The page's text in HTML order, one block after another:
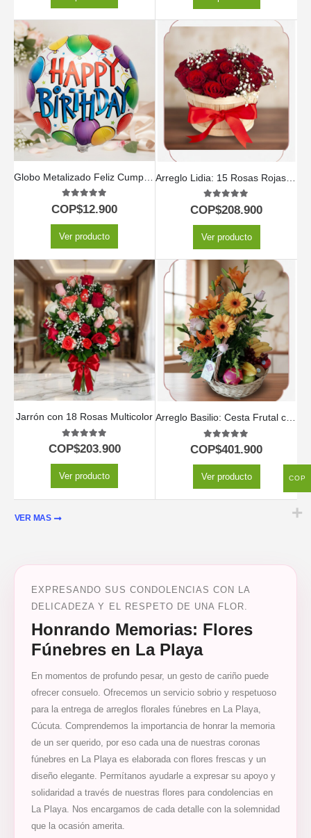
5.00out of 5
COP$12.900
Ver producto
5.00out of 5
COP$208.900
Ver producto
Jarrón con 18 Rosas Multicolor
5.00out of 5
COP$203.900
Ver producto
Arreglo Basilio: Cesta Frutal con Delicadas Rosas y Lirios 🌿
5.00out of 5
COP$401.900
Ver producto
VER MAS
EXPRESANDO SUS CONDOLENCIAS CON LA
DELICADEZA Y EL RESPETO DE UNA FLOR.
Honrando Memorias: Flores
Fúnebres en La Playa
En momentos de profundo pesar, un gesto de cariño puede
ofrecer consuelo. Ofrecemos un servicio sobrio y respetuoso
para la entrega de arreglos florales fúnebres en La Playa,
Cúcuta. Comprendemos la importancia de honrar la memoria
de un ser querido, por eso cada una de nuestras coronas
fúnebres en La Playa es elaborada con flores frescas y un
diseño elegante. Permítanos ayudarle a expresar su apoyo y
solidaridad a través de nuestras flores para condolencias en
La Playa. Nos encargamos de cada detalle con la solemnidad
que la ocasión amerita.
COP